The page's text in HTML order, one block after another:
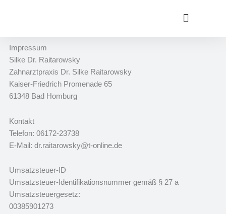
Impressum
Silke Dr. Raitarowsky
Zahnarztpraxis Dr. Silke Raitarowsky
Kaiser-Friedrich Promenade 65
61348 Bad Homburg
Kontakt
Telefon: 06172-23738
E-Mail: dr.raitarowsky@t-online.de
Umsatzsteuer-ID
Umsatzsteuer-Identifikationsnummer gemäß § 27 a
Umsatzsteuergesetz:
00385901273